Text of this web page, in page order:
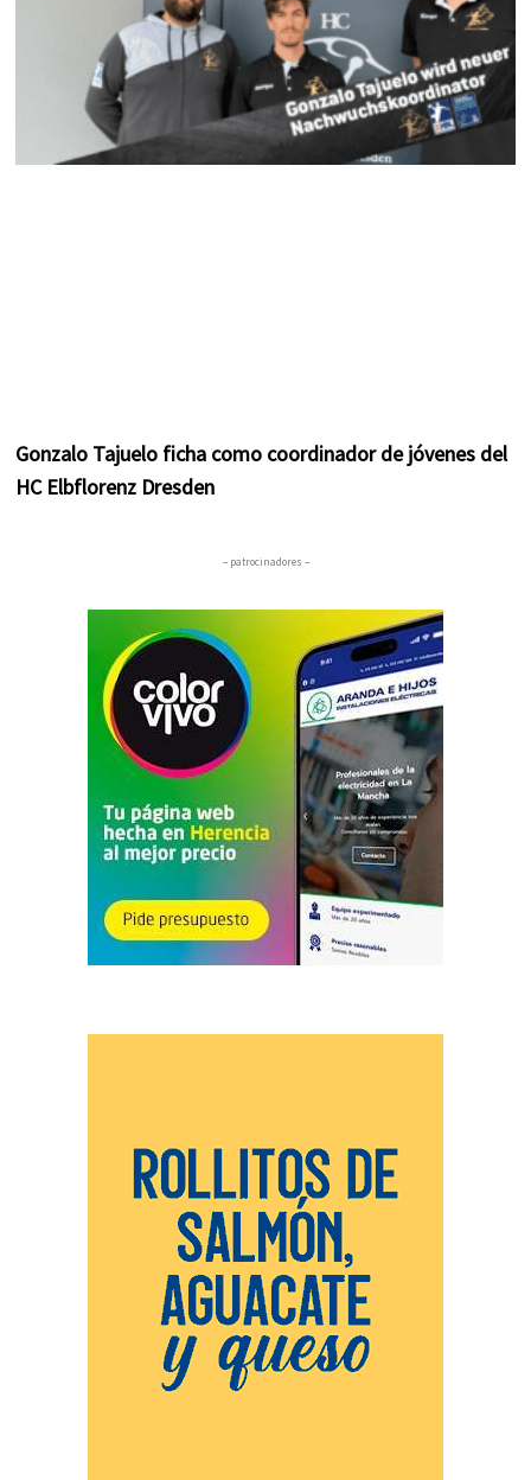
Gonzalo Tajuelo ficha como coordinador de jóvenes del
HC Elbflorenz Dresden
– patrocinadores –